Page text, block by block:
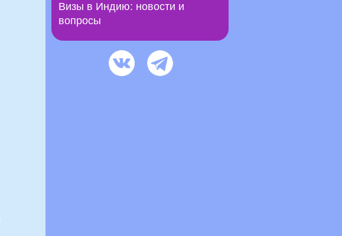
Визы в Индию: новости и
вопросы